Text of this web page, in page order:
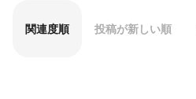
関連度順 投稿が新しい順